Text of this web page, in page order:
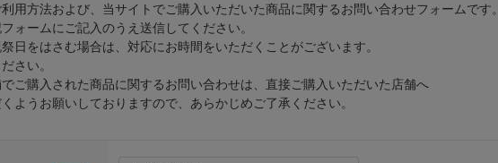
用方法および、当サイトでご購入いただいた商品に関するお問い合わせフォームです。
ォームにご記入のうえ送信してください。
をはさむ場合は、対応にお時間をいただくことがございます。
さい。
ご購入された商品に関するお問い合わせは、直接ご購入いただいた店舗へ
うお願いしておりますので、あらかじめご了承ください。